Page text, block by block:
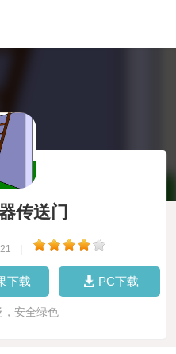
传送门
下载 PC下载
，安全绿色